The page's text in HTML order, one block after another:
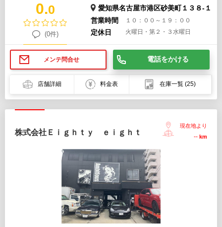
0.0
(0件)
愛知県名古屋市港区砂美町１３８-１
営業時間
１０：００～１９：００
定休日 火曜日・第２・３水曜日
メンテ問合せ 電話をかける
店舗詳細 料金表 在庫一覧 (25)
株式会社Ｅｉｇｈｔｙ ｅｉｇｈｔ
現在地より
-- km